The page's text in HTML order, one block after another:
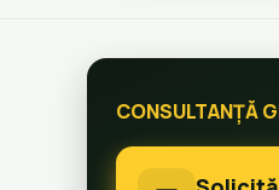
CONSULTANȚĂ